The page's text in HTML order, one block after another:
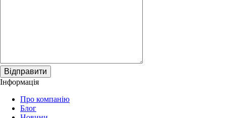
Відправити
Інформація
Про компанію
Блог